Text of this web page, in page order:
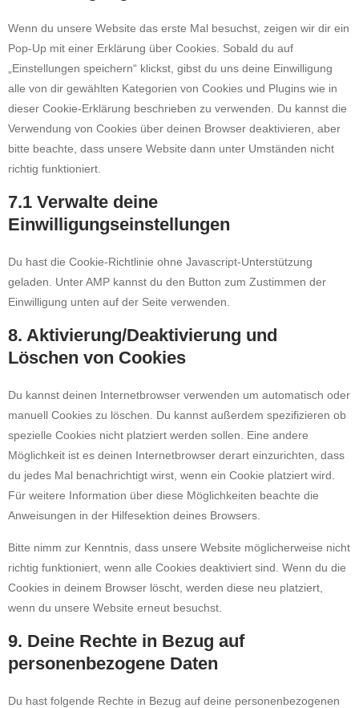
Wenn du unsere Website das erste Mal besuchst, zeigen wir dir ein
Pop-Up mit einer Erklärung über Cookies. Sobald du auf
„Einstellungen speichern“ klickst, gibst du uns deine Einwilligung
alle von dir gewählten Kategorien von Cookies und Plugins wie in
dieser Cookie-Erklärung beschrieben zu verwenden. Du kannst die
Verwendung von Cookies über deinen Browser deaktivieren, aber
bitte beachte, dass unsere Website dann unter Umständen nicht
richtig funktioniert.
7.1 Verwalte deine
Einwilligungseinstellungen
Du hast die Cookie-Richtlinie ohne Javascript-Unterstützung
geladen. Unter AMP kannst du den Button zum Zustimmen der
Einwilligung unten auf der Seite verwenden.
8. Aktivierung/Deaktivierung und
Löschen von Cookies
Du kannst deinen Internetbrowser verwenden um automatisch oder
manuell Cookies zu löschen. Du kannst außerdem spezifizieren ob
spezielle Cookies nicht platziert werden sollen. Eine andere
Möglichkeit ist es deinen Internetbrowser derart einzurichten, dass
du jedes Mal benachrichtigt wirst, wenn ein Cookie platziert wird.
Für weitere Information über diese Möglichkeiten beachte die
Anweisungen in der Hilfesektion deines Browsers.
Bitte nimm zur Kenntnis, dass unsere Website möglicherweise nicht
richtig funktioniert, wenn alle Cookies deaktiviert sind. Wenn du die
Cookies in deinem Browser löscht, werden diese neu platziert,
wenn du unsere Website erneut besuchst.
9. Deine Rechte in Bezug auf
personenbezogene Daten
Du hast folgende Rechte in Bezug auf deine personenbezogenen